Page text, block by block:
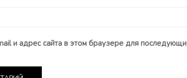
и адрес сайта в этом браузере для